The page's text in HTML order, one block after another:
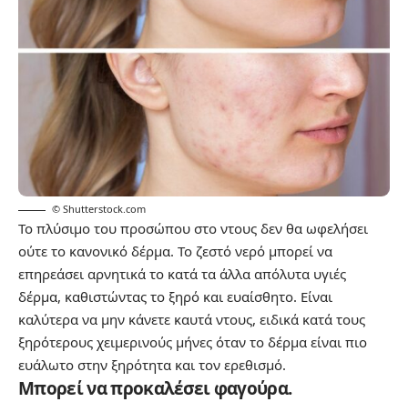
© Shutterstock.com
Το πλύσιμο του προσώπου στο ντους δεν θα ωφελήσει
ούτε το κανονικό δέρμα. Το ζεστό νερό μπορεί να
επηρεάσει αρνητικά το κατά τα άλλα απόλυτα υγιές
δέρμα, καθιστώντας το ξηρό και ευαίσθητο. Είναι
καλύτερα να μην κάνετε καυτά ντους, ειδικά κατά τους
ξηρότερους χειμερινούς μήνες όταν το δέρμα είναι πιο
ευάλωτο στην ξηρότητα και τον ερεθισμό.
Μπορεί να προκαλέσει φαγούρα.